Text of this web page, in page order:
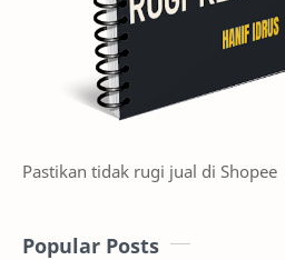
Pastikan tidak rugi jual di Shopee
Popular Posts